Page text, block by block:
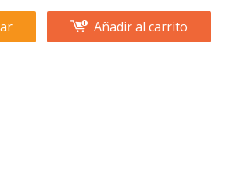
Añadir al carrito